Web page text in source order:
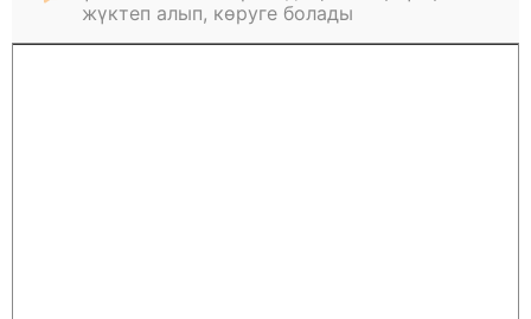
жүктеп алып, көруге болады